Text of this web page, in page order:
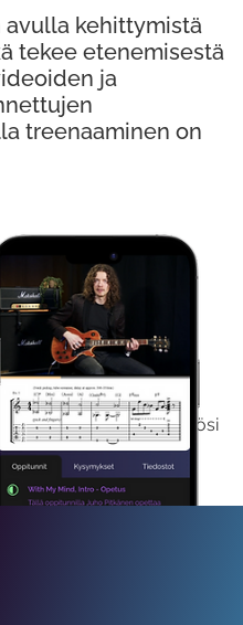
sisältömme käyttöösi
avulla kehittymistä
tekee etenemisestä
ja
treenaaminen on